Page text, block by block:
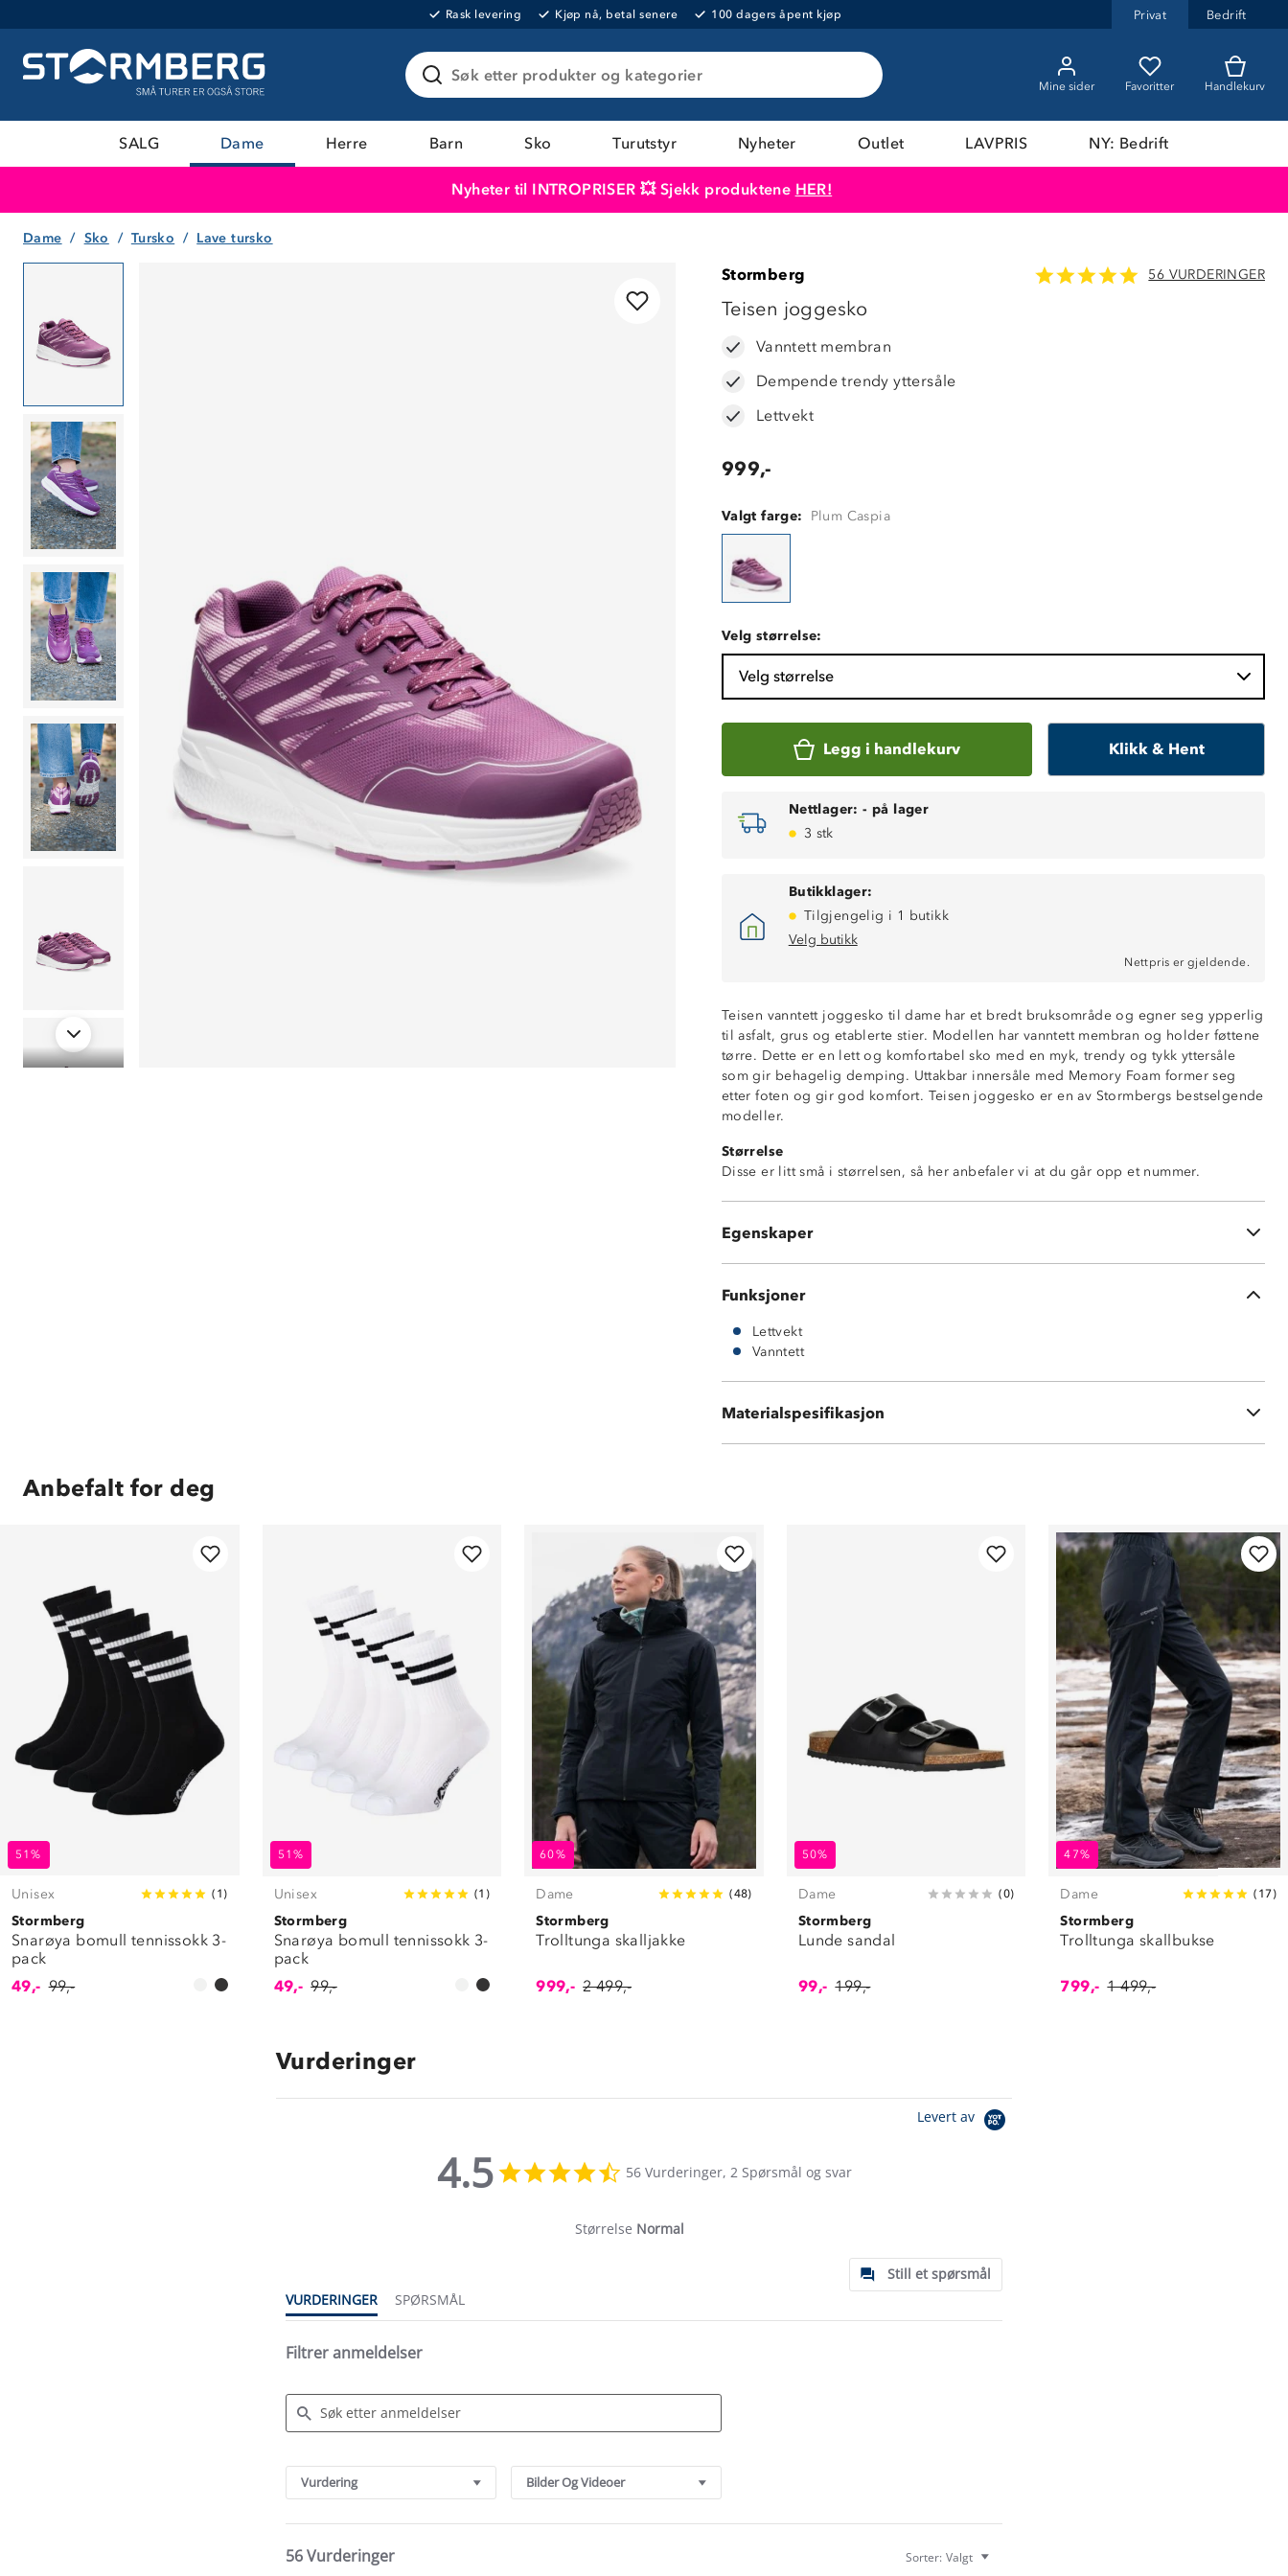
Rask levering Kjøp nå, betal senere 100 dagers åpent kjøp Privat Bedrift
Søk etter produkter og kategorier
Mine sider Favoritter Handlekurv
SALG Dame Herre Barn Sko Turutstyr Nyheter Outlet LAVPRIS NY: Bedrift
Nyheter til INTROPRISER 💥 Sjekk produktene HER!
Dame Sko Tursko Lave tursko
Stormberg 56 VURDERINGER
Teisen joggesko
Vanntett membran
Dempende trendy yttersåle
Lettvekt
999,-
Valgt farge: Plum Caspia
Velg størrelse:
Velg størrelse
Legg i handlekurv Klikk & Hent
Nettlager: - på lager
3 stk
Butikklager:
Tilgjengelig i 1 butikk
Velg butikk
Nettpris er gjeldende.
Teisen vanntett joggesko til dame har et bredt bruksområde og egner seg ypperlig
til asfalt, grus og etablerte stier. Modellen har vanntett membran og holder føttene
tørre. Dette er en lett og komfortabel sko med en myk, trendy og tykk yttersåle
som gir behagelig demping. Uttakbar innersåle med Memory Foam former seg
etter foten og gir god komfort. Teisen joggesko er en av Stormbergs bestselgende
modeller.
Størrelse
Disse er litt små i størrelsen, så her anbefaler vi at du går opp et nummer.
Egenskaper
Vanntett membran
Uttakbar Memory Foam-innersåle
Funksjoner
Lettvekt
Vanntett
Materialspesifikasjon
Tåler ikke maskinvask
Anbefalt for deg
51%
Unisex ( 1 )
Stormberg
Snarøya bomull tennissokk 3-
pack
49,- 99,-
51%
Unisex (1 )
Stormberg
Snarøya bomull tennissokk 3-
pack
49,- 99,-
60%
Dame (48)
Stormberg
Trolltunga skalljakke
999,- 2 499,-
50%
Dame (0)
Stormberg
Lunde sandal
99,- 199,-
47%
Dame ( 17)
Stormberg
Trolltunga skallbukse
799,- 1 499,-
Vurderinger
Levert av
4.5
star
56 Vurderinger, 2 Spørsmål og svar
Størrelse Normal
Still et spørsmål
VURDERINGER
SPØRSMÅL
Filtrer anmeldelser
Reviews
Vurdering Bilder Og Videoer
56 Vurderinger Sorter: Valgt